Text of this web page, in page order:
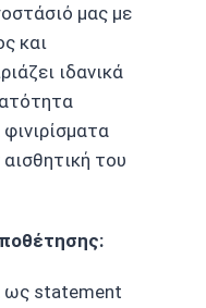
μας με
και
ιδανικά
του
ως statement